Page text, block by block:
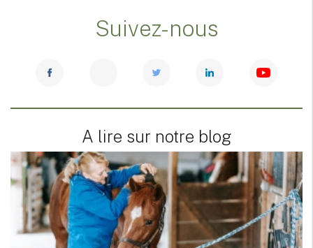
Suivez-nous
A lire sur notre blog